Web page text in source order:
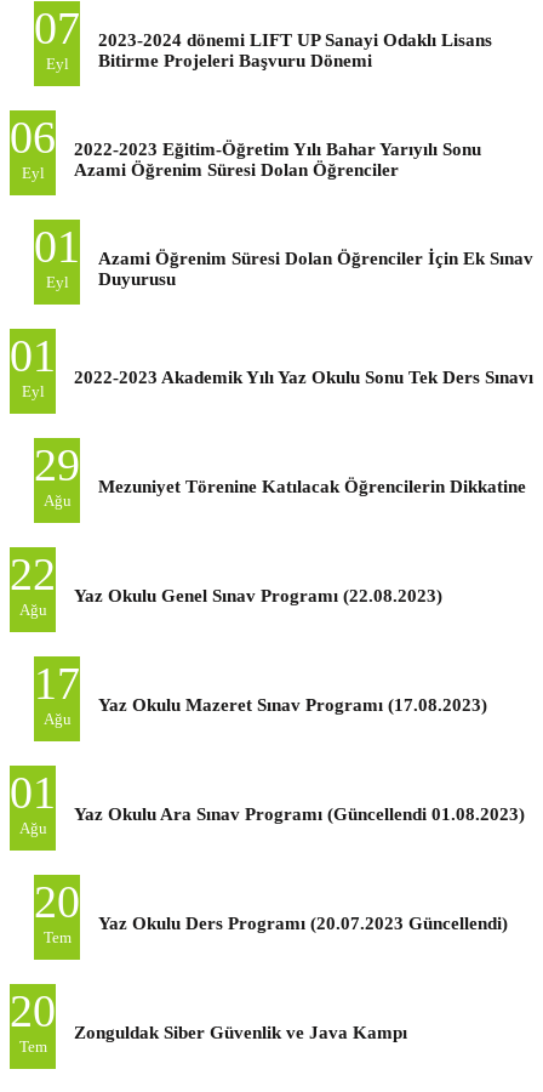
07
Eyl
2023-2024 dönemi LIFT UP Sanayi Odaklı Lisans
Bitirme Projeleri Başvuru Dönemi
06
Eyl
2022-2023 Eğitim-Öğretim Yılı Bahar Yarıyılı Sonu
Azami Öğrenim Süresi Dolan Öğrenciler
01
Eyl
Azami Öğrenim Süresi Dolan Öğrenciler İçin Ek Sınav
Duyurusu
01
Eyl
2022-2023 Akademik Yılı Yaz Okulu Sonu Tek Ders Sınavı
29
Ağu
Mezuniyet Törenine Katılacak Öğrencilerin Dikkatine
22
Ağu
Yaz Okulu Genel Sınav Programı (22.08.2023)
17
Ağu
Yaz Okulu Mazeret Sınav Programı (17.08.2023)
01
Ağu
Yaz Okulu Ara Sınav Programı (Güncellendi 01.08.2023)
20
Tem
Yaz Okulu Ders Programı (20.07.2023 Güncellendi)
20
Tem
Zonguldak Siber Güvenlik ve Java Kampı